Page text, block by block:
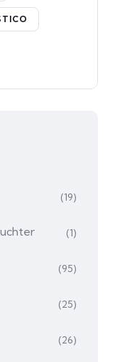
(19)
(1)
(95)
(25)
(26)